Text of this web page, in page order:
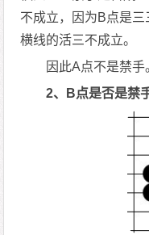
不成立，因为B点是
横线的活三不成立。
因此A点不是禁手
2、B点是否是禁